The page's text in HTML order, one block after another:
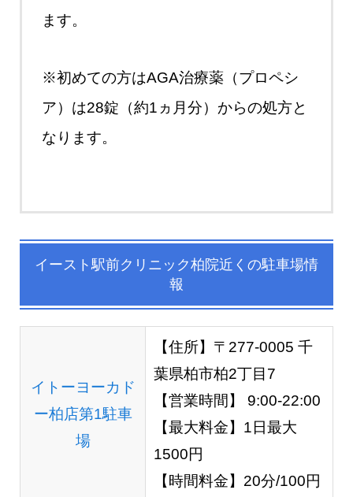
ます。
※初めての方はAGA治療薬（プロペシ
ア）は28錠（約1ヵ月分）からの処方と
なります。
イースト駅前クリニック柏院近くの駐車場情
報
イトーヨーカド
ー柏店第1駐車
場
【住所】〒277-0005 千
葉県柏市柏2丁目7
【営業時間】 9:00‐22:00
【最大料金】1日最大
1500円
【時間料金】20分/100円